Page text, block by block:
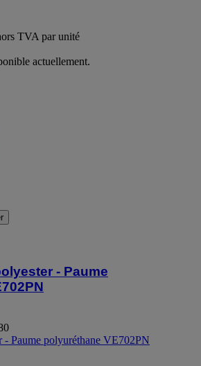
TVA par unité
actuellement.
- Paume
- Paume polyuréthane VE702PN